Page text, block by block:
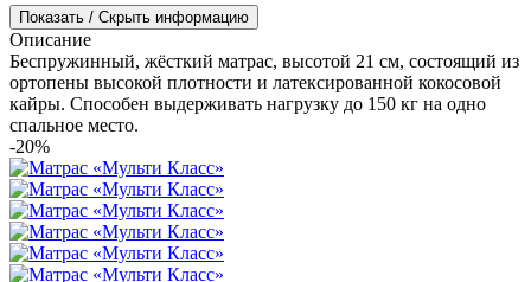
Показать / Скрыть информацию
Описание
Беспружинный, жёсткий матрас, высотой 21 см, состоящий из
ортопены высокой плотности и латексированной кокосовой
кайры. Способен выдерживать нагрузку до 150 кг на одно
спальное место.
-20%